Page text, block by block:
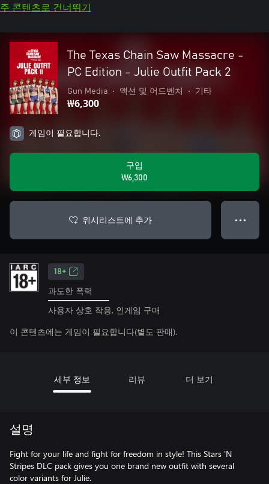
주 콘텐츠로 건너뛰기
The Texas Chain Saw Massacre -
PC Edition - Julie Outfit Pack 2
Gun Media • 액션 및 어드벤처 • 기타
₩6,300
게임이 필요합니다.
구입
₩6,300
위시리스트에 추가 ● ● ●
18+
과도한 폭력
사용자 상호 작용, 인게임 구매
이 콘텐츠에는 게임이 필요합니다(별도 판매).
세부 정보 리뷰 더 보기
설명
Fight for your life and fight for freedom in style! This Stars 'N
Stripes DLC pack gives you one brand new outfit with several
color variants for Julie.